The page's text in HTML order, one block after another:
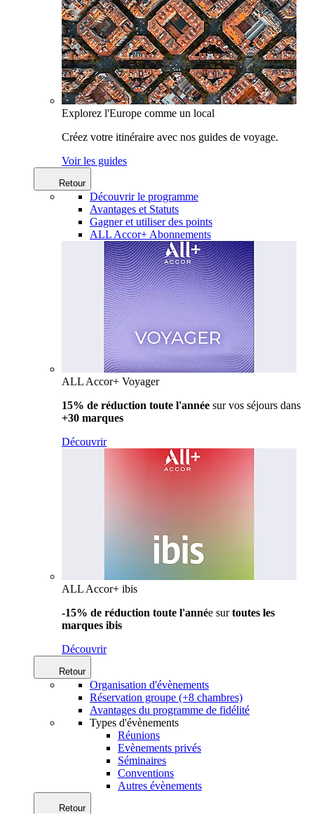
Explorez l'Europe comme un local
Créez votre itinéraire avec nos guides de voyage.
Voir les guides
Retour
Découvrir le programme
Avantages et Statuts
Gagner et utiliser des points
ALL Accor+ Abonnements
ALL Accor+ Voyager
15% de réduction toute l'année sur vos séjours dans
+30 marques
Découvrir
ALL Accor+ ibis
-15% de réduction toute l'année surtoutes les
marques ibis
Découvrir
Retour
Organisation d'évènements
Réservation groupe (+8 chambres)
Avantages du programme de fidélité
Types d'évènements
Réunions
Evènements privés
Séminaires
Conventions
Autres évènements
Retour